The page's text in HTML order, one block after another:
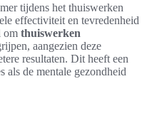
tijdens het thuiswerken
effectiviteit en tevredenheid
om thuiswerken
aangezien deze
resultaten. Dit heeft een
als de mentale gezondheid